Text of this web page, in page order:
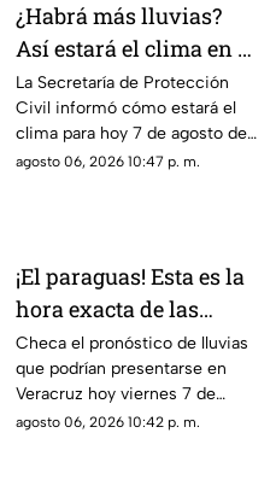
¿Habrá más lluvias?
Así estará el clima en el
estado de Veracruz hoy
7 de agosto de 2026
La Secretaría de Protección
Civil informó cómo estará el
clima para hoy 7 de agosto de
2026 en Veracruz, así como el
agosto 06, 2026 10:47 p. m.
¡El paraguas! Esta es la
hora exacta de las
lluvias en el estado de
Veracruz hoy 7 de
agosto de 2026
Checa el pronóstico de lluvias
que podrían presentarse en
Veracruz hoy viernes 7 de
agosto de 2026, así como la
agosto 06, 2026 10:42 p. m.